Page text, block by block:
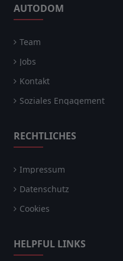
AUTODOM
Team
Jobs
Kontakt
Soziales Engagement
RECHTLICHES
Impressum
Datenschutz
Cookies
HELPFUL LINKS